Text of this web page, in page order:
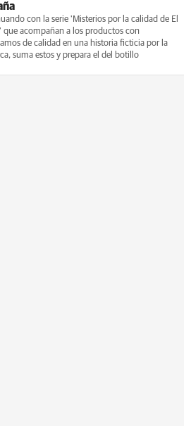
con la serie 'Misterios por la calidad de El
que acompañan a los productos con
de calidad en una historia ficticia por la
suma estos y prepara el del botillo